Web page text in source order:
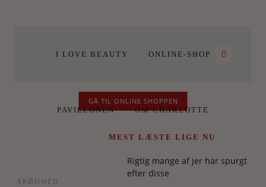
I LOVE BEAUTY ONLINE-SHOP
PAVILLONEN OM CHARLOTTE
GÅ TIL ONLINE SHOPPEN
SKØNHED
MEST LÆSTE LIGE NU
Rigtig mange af jer har spurgt
efter disse